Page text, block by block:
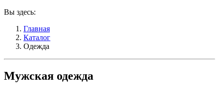
Вы здесь:
Главная
Каталог
Одежда
Мужская одежда